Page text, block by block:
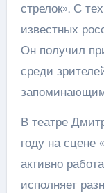
стрелок». С
известных
Он получил
среди
В театре
году на сцене
активно
исполняет